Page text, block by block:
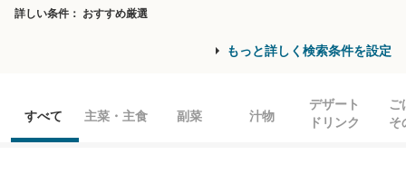
詳しい条件： おすすめ厳選
もっと詳しく検索条件を設定
キーワード
すべて 主菜・主食 副菜 汁物
デザート
ドリンク
ご
そ